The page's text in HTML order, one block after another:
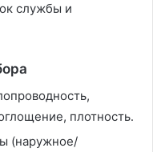
службы и
плотность․
(наружное/